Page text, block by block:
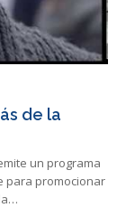
de la
un programa
para promocionar